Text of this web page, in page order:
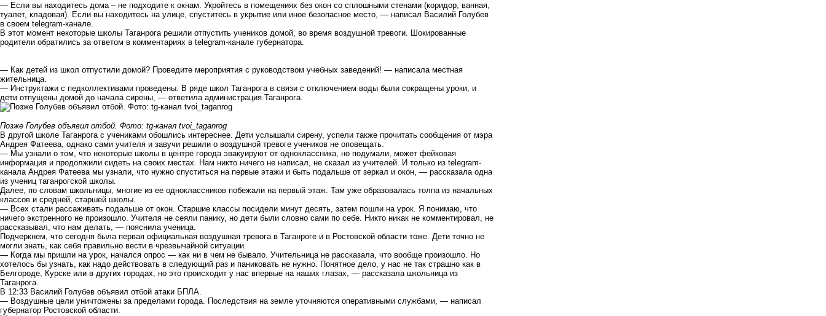
— Если вы находитесь дома – не подходите к окнам. Укройтесь в помещениях без окон со сплошными стенами (коридор, ванная,
туалет, кладовая). Если вы находитесь на улице, спуститесь в укрытие или иное безопасное место, — написал Василий Голубев
в своем telegram-канале.
В этот момент некоторые школы Таганрога решили отпустить учеников домой, во время воздушной тревоги. Шокированные
родители обратились за ответом в комментариях в telegram-канале губернатора.
— Как детей из школ отпустили домой? Проведите мероприятия с руководством учебных заведений! — написала местная
жительница.
— Инструктажи с педколлективами проведены. В ряде школ Таганрога в связи с отключением воды были сокращены уроки, и
дети отпущены домой до начала сирены, — ответила администрация Таганрога.
Позже Голубев объявил отбой. Фото: tg-канал tvoi_taganrog
В другой школе Таганрога с учениками обошлись интереснее. Дети услышали сирену, успели также прочитать сообщения от мэра
Андрея Фатеева, однако сами учителя и завучи решили о воздушной тревоге учеников не оповещать.
— Мы узнали о том, что некоторые школы в центре города эвакуируют от одноклассника, но подумали, может фейковая
информация и продолжили сидеть на своих местах. Нам никто ничего не написал, не сказал из учителей. И только из telegram-
канала Андрея Фатеева мы узнали, что нужно спуститься на первые этажи и быть подальше от зеркал и окон, — рассказала одна
из учениц таганрогской школы.
Далее, по словам школьницы, многие из ее одноклассников побежали на первый этаж. Там уже образовалась толпа из начальных
классов и средней, старшей школы.
— Всех стали рассаживать подальше от окон. Старшие классы посидели минут десять, затем пошли на урок. Я понимаю, что
ничего экстренного не произошло. Учителя не сеяли панику, но дети были словно сами по себе. Никто никак не комментировал, не
рассказывал, что нам делать, — пояснила ученица.
Подчеркнем, что сегодня была первая официальная воздушная тревога в Таганроге и в Ростовской области тоже. Дети точно не
могли знать, как себя правильно вести в чрезвычайной ситуации.
— Когда мы пришли на урок, начался опрос — как ни в чем не бывало. Учительница не рассказала, что вообще произошло. Но
хотелось бы узнать, как надо действовать в следующий раз и паниковать не нужно. Понятное дело, у нас не так страшно как в
Белгороде, Курске или в других городах, но это происходит у нас впервые на наших глазах, — рассказала школьница из
Таганрога.
В 12:33 Василий Голубев объявил отбой атаки БПЛА.
— Воздушные цели уничтожены за пределами города. Последствия на земле уточняются оперативными службами, — написал
губернатор Ростовской области.